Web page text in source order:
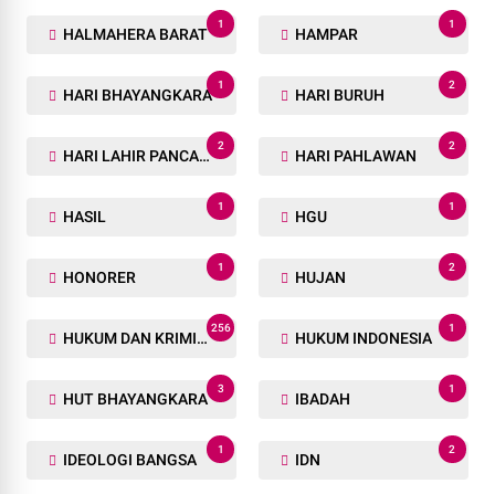
HALMAHERA BARAT
1
HAMPAR
1
HARI BHAYANGKARA
1
HARI BURUH
2
HARI LAHIR PANCASILA
2
HARI PAHLAWAN
2
HASIL
1
HGU
1
HONORER
1
HUJAN
2
HUKUM DAN KRIMINAL
256
HUKUM INDONESIA
1
HUT BHAYANGKARA
3
IBADAH
1
IDEOLOGI BANGSA
1
IDN
2